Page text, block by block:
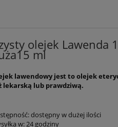
olejek Lawenda
ml
lawendowy jest to olejek
lekarską lub prawdziwą.
dostępny w dużej ilości
w:24 godziny